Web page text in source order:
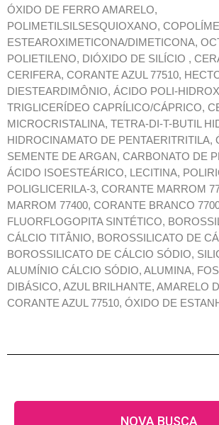
ÓXIDO DE FERRO AMARELO,
POLIMETILSILSESQUIOXANO,
ESTEAROXIMETICONA/DIMETICONA,
POLIETILENO, DIÓXIDO DE SILÍCIO ,
CERIFERA, CORANTE AZUL 77510,
DIESTEARDIMÔNIO, ÁCIDO POLI-
TRIGLICERÍDEO CAPRÍLICO/CÁPRICO,
MICROCRISTALINA, TETRA-DI-T-BUTIL
HIDROCINAMATO DE PENTAERITRITILA,
SEMENTE DE ARGAN, CARBONATO DE
ÁCIDO ISOESTEÁRICO, LECITINA,
POLIGLICERILA-3, CORANTE MARROM
MARROM 77400, CORANTE BRANCO
FLUORFLOGOPITA SINTÉTICO,
CÁLCIO TITÂNIO, BOROSSILICATO DE
BOROSSILICATO DE CÁLCIO SÓDIO,
ALUMÍNIO CÁLCIO SÓDIO, ALUMINA,
DIBÁSICO, AZUL BRILHANTE, AMARELO
CORANTE AZUL 77510, ÓXIDO DE
NOVA BUSCA